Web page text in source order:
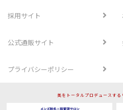
採用サイト
公式通販サイト
プライバシーポリシー
美をトータルプロデュースす